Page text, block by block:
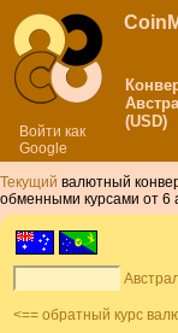
Войти как
Google
(USD)
Текущий валютный
обменными курсами от 6
<== обратный курс